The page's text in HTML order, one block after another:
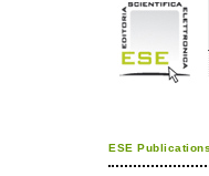
ESE Publications